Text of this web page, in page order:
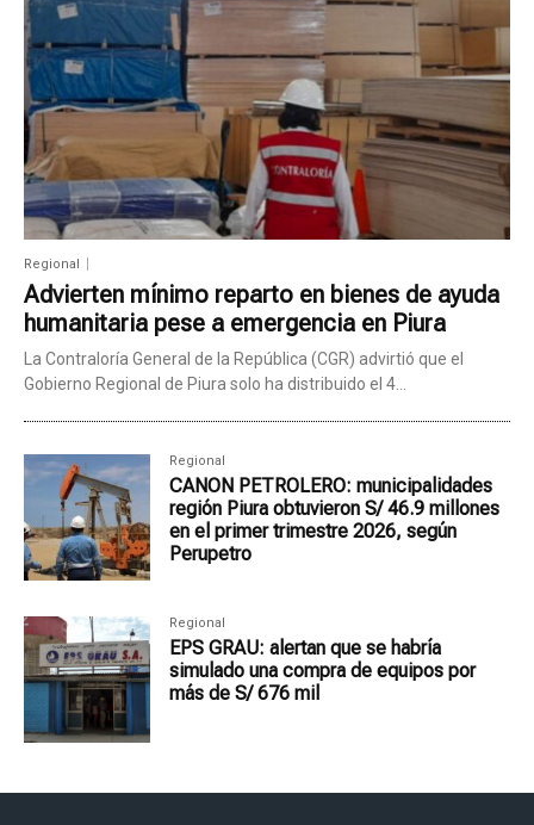
Regional
Advierten mínimo reparto en bienes de ayuda
humanitaria pese a emergencia en Piura
La Contraloría General de la República (CGR) advirtió que el
Gobierno Regional de Piura solo ha distribuido el 4...
Regional
CANON PETROLERO: municipalidades
región Piura obtuvieron S/ 46.9 millones
en el primer trimestre 2026, según
Perupetro
Regional
EPS GRAU: alertan que se habría
simulado una compra de equipos por
más de S/ 676 mil